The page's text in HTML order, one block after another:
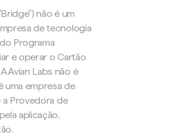
não é um
de tecnologia
Programa
e operar o Cartão
Avian Labs não é
uma empresa de
a Provedora de
aplicação,